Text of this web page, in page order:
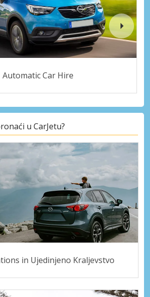
Automatic Car Hire
u CarJetu?
in Ujedinjeno Kraljevstvo